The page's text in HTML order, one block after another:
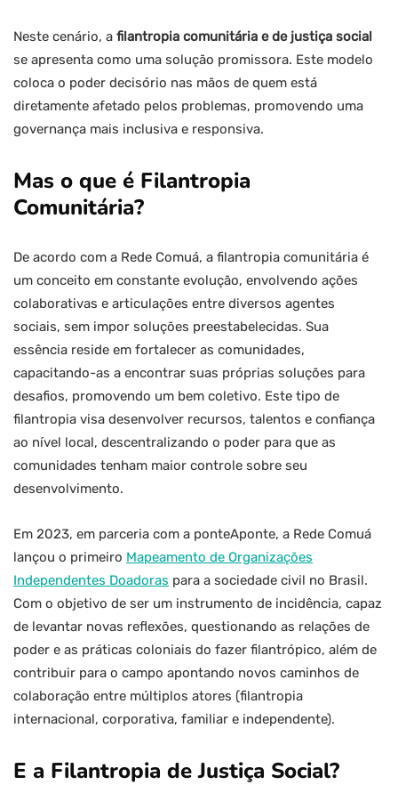
Neste cenário, a filantropia comunitária e de justiça social
se apresenta como uma solução promissora. Este modelo
coloca o poder decisório nas mãos de quem está
diretamente afetado pelos problemas, promovendo uma
governança mais inclusiva e responsiva.
Mas o que é Filantropia
Comunitária?
De acordo com a Rede Comuá, a filantropia comunitária é
um conceito em constante evolução, envolvendo ações
colaborativas e articulações entre diversos agentes
sociais, sem impor soluções preestabelecidas. Sua
essência reside em fortalecer as comunidades,
capacitando-as a encontrar suas próprias soluções para
desafios, promovendo um bem coletivo. Este tipo de
filantropia visa desenvolver recursos, talentos e confiança
ao nível local, descentralizando o poder para que as
comunidades tenham maior controle sobre seu
desenvolvimento.
Em 2023, em parceria com a ponteAponte, a Rede Comuá
lançou o primeiro Mapeamento de Organizações
Independentes Doadoras para a sociedade civil no Brasil.
Com o objetivo de ser um instrumento de incidência, capaz
de levantar novas reflexões, questionando as relações de
poder e as práticas coloniais do fazer filantrópico, além de
contribuir para o campo apontando novos caminhos de
colaboração entre múltiplos atores (filantropia
internacional, corporativa, familiar e independente).
E a Filantropia de Justiça Social?